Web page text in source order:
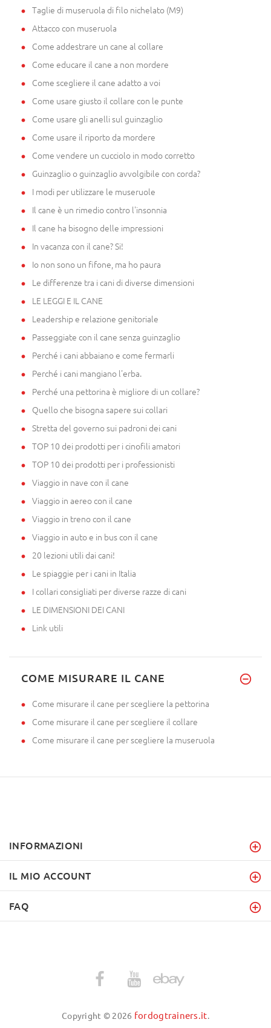
Taglie di museruola di filo nichelato (M9)
Attacco con museruola
Come addestrare un cane al collare
Come educare il cane a non mordere
Come scegliere il cane adatto a voi
Come usare giusto il collare con le punte
Come usare gli anelli sul guinzaglio
Come usare il riporto da mordere
Come vendere un cucciolo in modo corretto
Guinzaglio o guinzaglio avvolgibile con corda?
I modi per utilizzare le museruole
Il cane è un rimedio contro l'insonnia
Il cane ha bisogno delle impressioni
In vacanza con il cane? Si!
Io non sono un fifone, ma ho paura
Le differenze tra i cani di diverse dimensioni
LE LEGGI E IL CANE
Leadership e relazione genitoriale
Passeggiate con il cane senza guinzaglio
Perché i cani abbaiano e come fermarli
Perché i cani mangiano l'erba.
Perché una pettorina è migliore di un collare?
Quello che bisogna sapere sui collari
Stretta del governo sui padroni dei cani
TOP 10 dei prodotti per i cinofili amatori
TOP 10 dei prodotti per i professionisti
Viaggio in nave con il cane
Viaggio in aereo con il cane
Viaggio in treno con il cane
Viaggio in auto e in bus con il cane
20 lezioni utili dai cani!
Le spiaggie per i cani in Italia
I collari consigliati per diverse razze di cani
LE DIMENSIONI DEI CANI
Link utili
COME MISURARE IL CANE
Come misurare il cane per scegliere la pettorina
Come misurare il cane per scegliere il collare
Come misurare il cane per scegliere la museruola
INFORMAZIONI
IL MIO ACCOUNT
FAQ
Copyright © 2026 fordogtrainers.it.